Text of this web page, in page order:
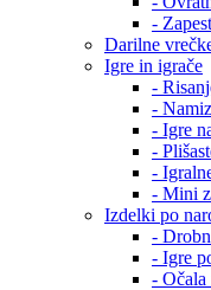
-
Darilne
Igre in igrače
-
-
- Igre
-
-
- Mini
Izdelki po
-
- Igre
- Očala